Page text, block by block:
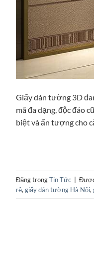
Giấy dán tường 3D
mã đa dạng, độc đáo
biệt và ấn tượng cho
Đăng trongTin Tức
rẻ, giấy dán tường Hà Nội,